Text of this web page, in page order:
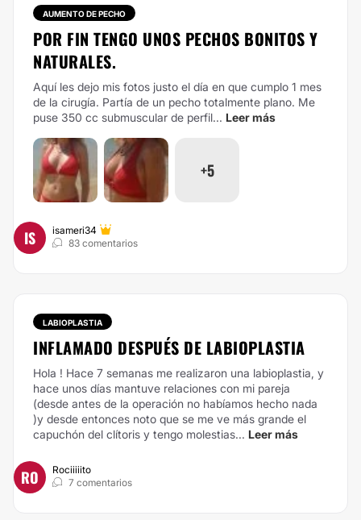
AUMENTO DE PECHO
POR FIN TENGO UNOS PECHOS BONITOS Y
NATURALES.
Aquí les dejo mis fotos justo el día en que cumplo 1 mes
de la cirugía. Partía de un pecho totalmente plano. Me
puse 350 cc submuscular de perfil... Leer más
+5
IS
isameri34
83 comentarios
LABIOPLASTIA
INFLAMADO DESPUÉS DE LABIOPLASTIA
Hola ! Hace 7 semanas me realizaron una labioplastia, y
hace unos días mantuve relaciones con mi pareja
(desde antes de la operación no habíamos hecho nada
)y desde entonces noto que se me ve más grande el
capuchón del clítoris y tengo molestias... Leer más
RO
Rociiiiito
7 comentarios